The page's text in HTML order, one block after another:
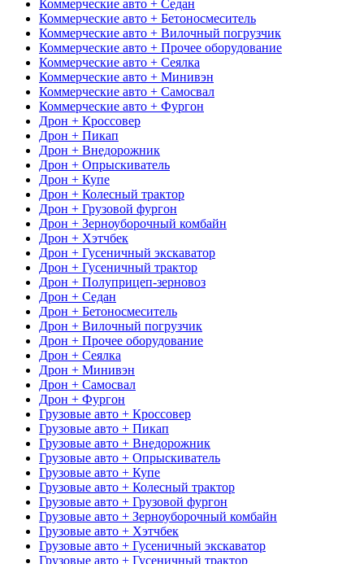
Коммерческие авто + Седан
Коммерческие авто + Бетоносмеситель
Коммерческие авто + Вилочный погрузчик
Коммерческие авто + Прочее оборудование
Коммерческие авто + Сеялка
Коммерческие авто + Минивэн
Коммерческие авто + Самосвал
Коммерческие авто + Фургон
Дрон + Кроссовер
Дрон + Пикап
Дрон + Внедорожник
Дрон + Опрыскиватель
Дрон + Купе
Дрон + Колесный трактор
Дрон + Грузовой фургон
Дрон + Зерноуборочный комбайн
Дрон + Хэтчбек
Дрон + Гусеничный экскаватор
Дрон + Гусеничный трактор
Дрон + Полуприцеп-зерновоз
Дрон + Седан
Дрон + Бетоносмеситель
Дрон + Вилочный погрузчик
Дрон + Прочее оборудование
Дрон + Сеялка
Дрон + Минивэн
Дрон + Самосвал
Дрон + Фургон
Грузовые авто + Кроссовер
Грузовые авто + Пикап
Грузовые авто + Внедорожник
Грузовые авто + Опрыскиватель
Грузовые авто + Купе
Грузовые авто + Колесный трактор
Грузовые авто + Грузовой фургон
Грузовые авто + Зерноуборочный комбайн
Грузовые авто + Хэтчбек
Грузовые авто + Гусеничный экскаватор
Грузовые авто + Гусеничный трактор